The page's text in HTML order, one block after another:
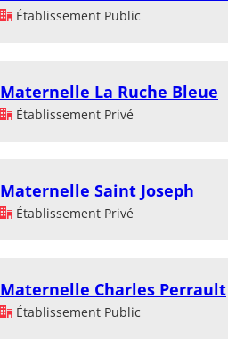
Établissement Public
Maternelle La Ruche Bleue
Établissement Privé
Maternelle Saint Joseph
Établissement Privé
Maternelle Charles Perrault
Établissement Public